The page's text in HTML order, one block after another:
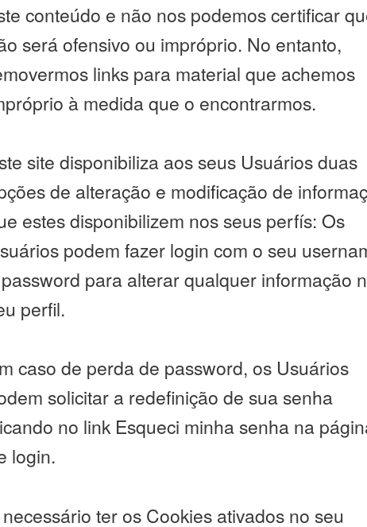
conteúdo e não nos podemos certificar
será ofensivo ou impróprio. No entanto,
links para material que achemos
à medida que o encontrarmos.
site disponibiliza aos seus Usuários duas
de alteração e modificação de
estes disponibilizem nos seus perfís: Os
podem fazer login com o seu
para alterar qualquer informação
perfil.
caso de perda de password, os Usuários
solicitar a redefinição de sua senha
no link Esqueci minha senha na
login.
necessário ter os Cookies ativados no seu